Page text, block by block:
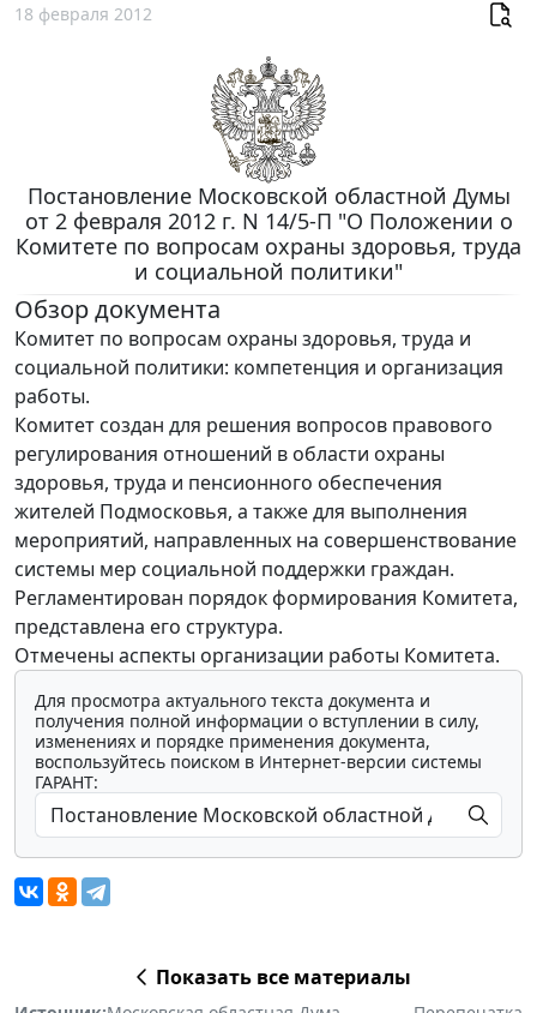
18 февраля 2012
Постановление Московской областной Думы
от 2 февраля 2012 г. N 14/5-П "О Положении о
Комитете по вопросам охраны здоровья, труда
и социальной политики"
Обзор документа
Комитет по вопросам охраны здоровья, труда и
социальной политики: компетенция и организация
работы.
Комитет создан для решения вопросов правового
регулирования отношений в области охраны
здоровья, труда и пенсионного обеспечения
жителей Подмосковья, а также для выполнения
мероприятий, направленных на совершенствование
системы мер социальной поддержки граждан.
Регламентирован порядок формирования Комитета,
представлена его структура.
Отмечены аспекты организации работы Комитета.
Для просмотра актуального текста документа и
получения полной информации о вступлении в силу,
изменениях и порядке применения документа,
воспользуйтесь поиском в Интернет-версии системы
ГАРАНТ:
Показать все материалы